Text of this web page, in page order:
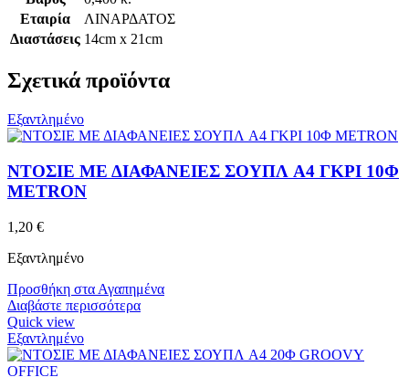
Εταιρία
ΛΙΝΑΡΔΑΤΟΣ
Διαστάσεις 14cm x 21cm
Σχετικά προϊόντα
Εξαντλημένο
ΝΤΟΣΙΕ ΜΕ ΔΙΑΦΑΝΕΙΕΣ ΣΟΥΠΛ A4 ΓΚΡΙ 10Φ
METRON
1,20 €
Εξαντλημένο
Προσθήκη στα Αγαπημένα
Διαβάστε περισσότερα
Quick view
Εξαντλημένο